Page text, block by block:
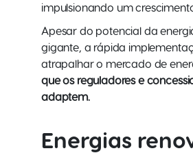
impulsionando um
Apesar do potencial da
gigante, a rápida
atrapalhar o mercado de
que os reguladores e
adaptem.
Energias